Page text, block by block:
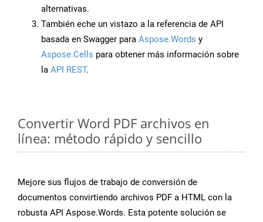
alternativas.
También eche un vistazo a la referencia de API
basada en Swagger para Aspose.Words y
Aspose.Cells para obtener más información sobre
la API REST.
Convertir Word PDF archivos en
línea: método rápido y sencillo
Mejore sus flujos de trabajo de conversión de
documentos convirtiendo archivos PDF a HTML con la
robusta API Aspose.Words. Esta potente solución se